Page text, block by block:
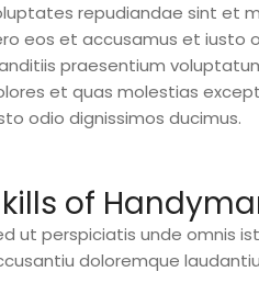
repudiandae sint et
eos et accusamus et iusto
praesentium
et quas molestias
odio dignissimos ducimus.
of
ut perspiciatis unde omnis
doloremque